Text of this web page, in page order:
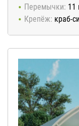
Перемычки: 11
Крепёж: краб-